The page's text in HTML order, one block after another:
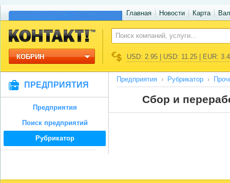
Главная Новости Карта
КОБРИН USD: 2.95 | USD: 11.25 | EUR:
ПРЕДПРИЯТИЯ
Предприятия
Поиск предприятий
Рубрикатор
Предприятия Рубрикатор
Сбор и